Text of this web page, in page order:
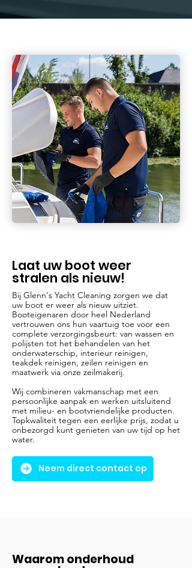
Laat uw boot weer
stralen als nieuw!
Bij Glenn's Yacht Cleaning zorgen we dat
uw boot er weer als nieuw uitziet.
Booteigenaren door heel Nederland
vertrouwen ons hun vaartuig toe voor een
complete verzorgingsbeurt: van wassen en
polijsten tot het behandelen van het
onderwaterschip, interieur reinigen,
teakdek reinigen, zeilen reinigen en
maatwerk via onze zeilmakerij.
Wij combineren vakmanschap met een
persoonlijke aanpak en werken uitsluitend
met milieu- en bootvriendelijke producten.
Topkwaliteit tegen een eerlijke prijs, zodat u
onbezorgd kunt genieten van uw tijd op het
water.
Neem direct contact op
Waarom onderhoud